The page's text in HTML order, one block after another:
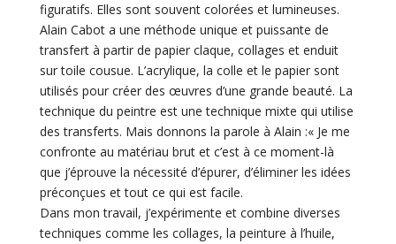
figuratifs. Elles sont souvent colorées et lumineuses.
Alain Cabot a une méthode unique et puissante de
transfert à partir de papier claque, collages et enduit
sur toile cousue. L’acrylique, la colle et le papier sont
utilisés pour créer des œuvres d’une grande beauté. La
technique du peintre est une technique mixte qui utilise
des transferts. Mais donnons la parole à Alain :« Je me
confronte au matériau brut et c’est à ce moment-là
que j’éprouve la nécessité d’épurer, d’éliminer les idées
préconçues et tout ce qui est facile.
Dans mon travail, j’expérimente et combine diverses
techniques comme les collages, la peinture à l’huile,